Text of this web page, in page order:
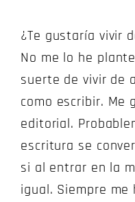
¿Te gustaría vivir
No me lo he
suerte de vivir de
como escribir. Me
editorial.
escritura se
si al entrar en la
igual. Siempre